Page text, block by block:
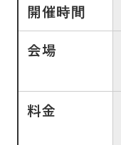
開催時間
会場
料金